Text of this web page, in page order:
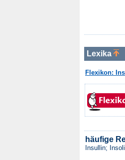
Lexika
Flexikon:
häufige
Insullin;